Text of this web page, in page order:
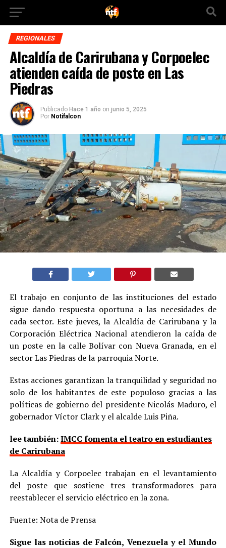
REGIONALES
Alcaldía de Carirubana y Corpoelec
atienden caída de poste en Las
Piedras
Publicado Hace 1 año on junio 5, 2025
Por Notifalcon
El trabajo en conjunto de las instituciones del estado
sigue dando respuesta oportuna a las necesidades de
cada sector. Este jueves, la Alcaldía de Carirubana y la
Corporación Eléctrica Nacional atendieron la caída de
un poste en la calle Bolívar con Nueva Granada, en el
sector Las Piedras de la parroquia Norte.
Estas acciones garantizan la tranquilidad y seguridad no
solo de los habitantes de este populoso gracias a las
políticas de gobierno del presidente Nicolás Maduro, el
gobernador Víctor Clark y el alcalde Luis Piña.
lee también:IMCC fomenta el teatro en estudiantes
de Carirubana
La Alcaldía y Corpoelec trabajan en el levantamiento
del poste que sostiene tres transformadores para
reestablecer el servicio eléctrico en la zona.
Fuente: Nota de Prensa
Sigue las noticias de Falcón, Venezuela y el Mundo